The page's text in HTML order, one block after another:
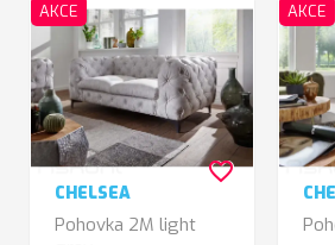
AKCE
CHELSEA
Pohovka 2M light
favorite_border
AKCE